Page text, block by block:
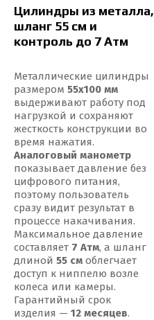
Цилиндры из металла,
шланг 55 см и
контроль до 7 Атм
Металлические цилиндры
размером 55х100 мм
выдерживают работу под
нагрузкой и сохраняют
жесткость конструкции во
время нажатия.
Аналоговый манометр
показывает давление без
цифрового питания,
поэтому пользователь
сразу видит результат в
процессе накачивания.
Максимальное давление
составляет 7 Атм, а шланг
длиной 55 см облегчает
доступ к ниппелю возле
колеса или камеры.
Гарантийный срок
изделия — 12 месяцев.